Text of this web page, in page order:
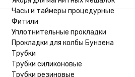
Часы и таймеры процедурные
Фитили
Уплотнительные прокладки
Прокладки для колбы Бунзена
Трубки
Трубки силиконовые
Трубки резиновые